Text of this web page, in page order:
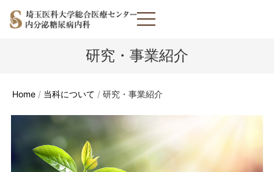
研究・事業紹介
Home / 当科について / 研究・事業紹介